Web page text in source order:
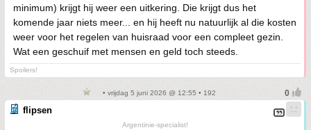
minimum) krijgt hij weer een uitkering. Die krijgt dus het
komende jaar niets meer... en hij heeft nu natuurlijk al die kosten
weer voor het regelen van huisraad voor een compleet gezin.
Wat een geschuif met mensen en geld toch steeds.
Spoilers!
• vrijdag 5 juni 2026 @ 12:55 • 192
flipsen
Argentinie-specialist!